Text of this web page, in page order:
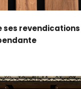
ses